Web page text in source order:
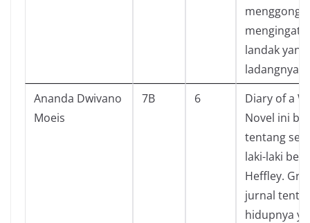
landak
ladangnya.
Ananda Dwivano
Moeis
7B 6
Diary of a
Novel ini
tentang
laki-laki
Heffley.
jurnal
hidupnya